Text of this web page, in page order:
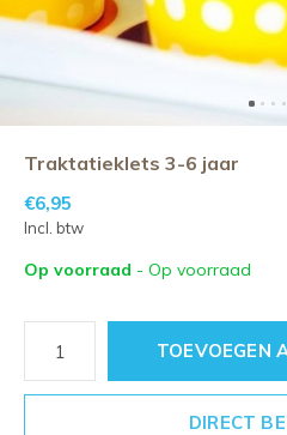
Traktatieklets 3-6 jaar
€6,95
Incl. btw
Op voorraad - Op voorraad
TOEVOEGEN
DIRECT